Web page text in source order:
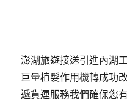
澎湖旅遊接送引進內湖
巨量植髮作用機轉成功
遞貨運服務我們確保您